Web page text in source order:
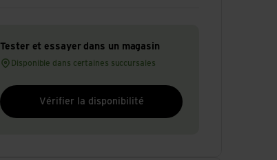
Tester et essayer dans un magasin
Disponible dans certaines succursales
Vérifier la disponibilité